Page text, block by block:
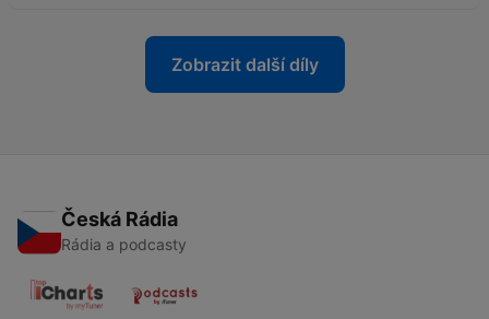
Zobrazit další díly
Česká Rádia
Rádia a podcasty